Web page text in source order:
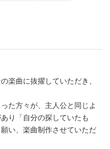
楽曲に抜擢していただき、
た方々が、主人公と同じよ
り「自分の探していたも
い、楽曲制作させていただ